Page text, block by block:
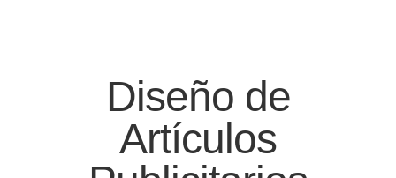
Diseño de
Artículos